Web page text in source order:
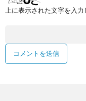
上に表示された文字を入力